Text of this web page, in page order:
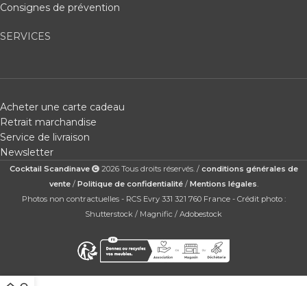
Consignes de prévention
SERVICES
Acheter une carte cadeau
Retrait marchandise
Service de livraison
Newsletter
Cocktail Scandinave 2026 Tous droits réservés. / conditions générales de
vente/ Politique de confidentialité/ Mentions légales
Photos non contractuelles - RCS Evry 331 321 760 France - Crédit photo :
Shutterstock / Magnific / Adobestock